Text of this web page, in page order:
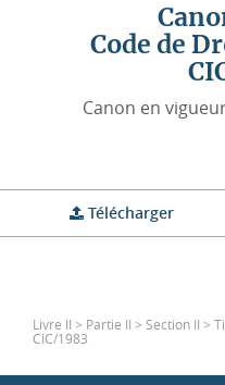
Code de
Canon en
Télécharger
Livre II > Partie II > Section II >
CIC/1983